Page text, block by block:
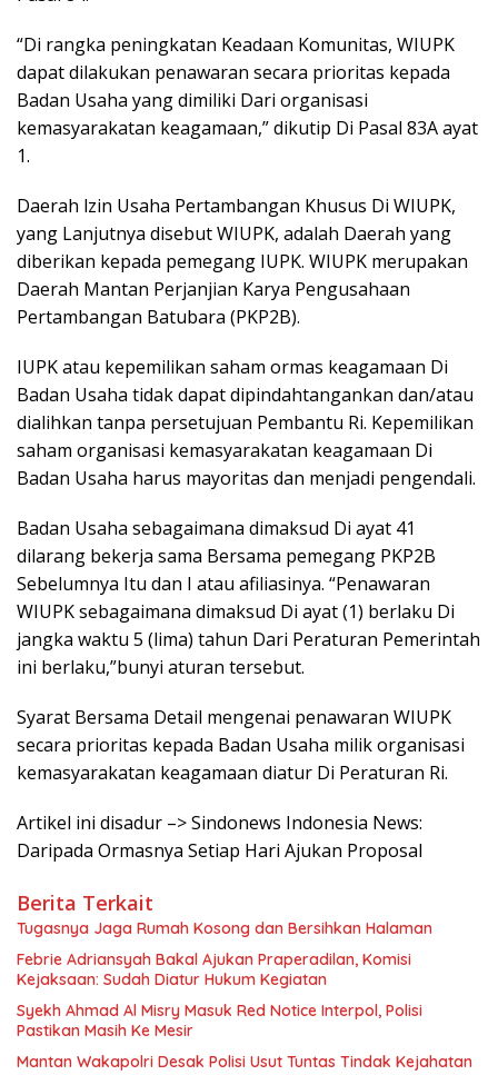
“Di rangka peningkatan Keadaan Komunitas, WIUPK
dapat dilakukan penawaran secara prioritas kepada
Badan Usaha yang dimiliki Dari organisasi
kemasyarakatan keagamaan,” dikutip Di Pasal 83A ayat
1.
Daerah lzin Usaha Pertambangan Khusus Di WIUPK,
yang Lanjutnya disebut WIUPK, adalah Daerah yang
diberikan kepada pemegang IUPK. WIUPK merupakan
Daerah Mantan Perjanjian Karya Pengusahaan
Pertambangan Batubara (PKP2B).
IUPK atau kepemilikan saham ormas keagamaan Di
Badan Usaha tidak dapat dipindahtangankan dan/atau
dialihkan tanpa persetujuan Pembantu Ri. Kepemilikan
saham organisasi kemasyarakatan keagamaan Di
Badan Usaha harus mayoritas dan menjadi pengendali.
Badan Usaha sebagaimana dimaksud Di ayat 41
dilarang bekerja sama Bersama pemegang PKP2B
Sebelumnya Itu dan I atau afiliasinya. “Penawaran
WIUPK sebagaimana dimaksud Di ayat (1) berlaku Di
jangka waktu 5 (lima) tahun Dari Peraturan Pemerintah
ini berlaku,”bunyi aturan tersebut.
Syarat Bersama Detail mengenai penawaran WIUPK
secara prioritas kepada Badan Usaha milik organisasi
kemasyarakatan keagamaan diatur Di Peraturan Ri.
Artikel ini disadur –> Sindonews Indonesia News:
Daripada Ormasnya Setiap Hari Ajukan Proposal
Berita Terkait
Tugasnya Jaga Rumah Kosong dan Bersihkan Halaman
Febrie Adriansyah Bakal Ajukan Praperadilan, Komisi
Kejaksaan: Sudah Diatur Hukum Kegiatan
Syekh Ahmad Al Misry Masuk Red Notice Interpol, Polisi
Pastikan Masih Ke Mesir
Mantan Wakapolri Desak Polisi Usut Tuntas Tindak Kejahatan